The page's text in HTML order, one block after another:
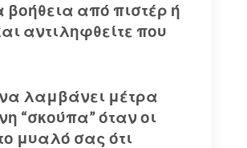
βοήθεια από πιστέρ ή
αντιληφθείτε που
να λαμβάνει μέτρα
“σκούπα” όταν οι
μυαλό σας ότι